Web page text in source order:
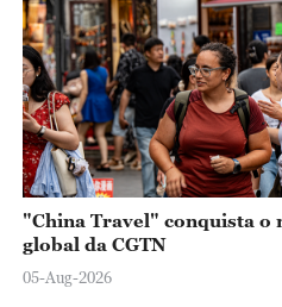
"China Travel" conquista o
global da CGTN
05-Aug-2026